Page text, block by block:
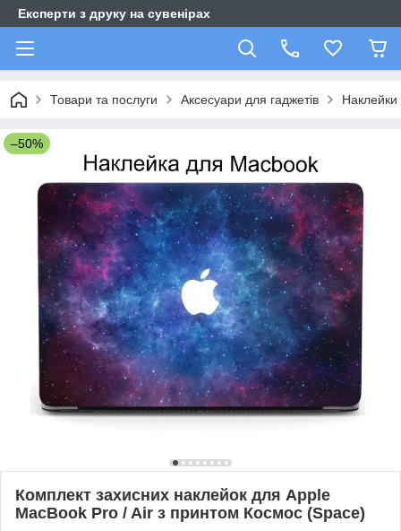
Експерти з друку на сувенірах
Товари та послуги Аксесуари для гаджетів
–50%
Комплект захисних наклейок для Apple
MacBook Pro / Air з принтом Космос (Space)